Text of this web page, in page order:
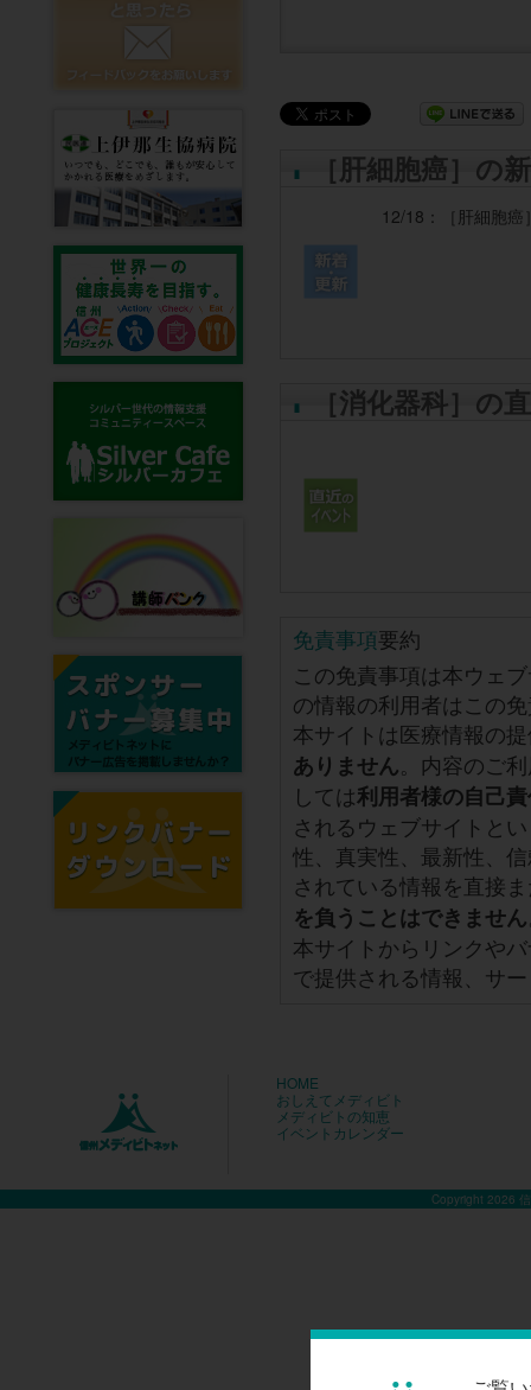
［肝細胞癌］の
12/18： ［肝細胞癌
［消化器科］の
免責事項要約
この免責事項は本ウェ
の情報の利用者はこの
本サイトは医療情報の
ありません。内容のご
しては利用者様の自己
されるウェブサイトと
性、真実性、最新性、
されている情報を直接
を負うことはできません
本サイトからリンクや
で提供される情報、サ
HOME
おしえてメディビト
メディビトの知恵
イベントカレンダー
Copyright 2026